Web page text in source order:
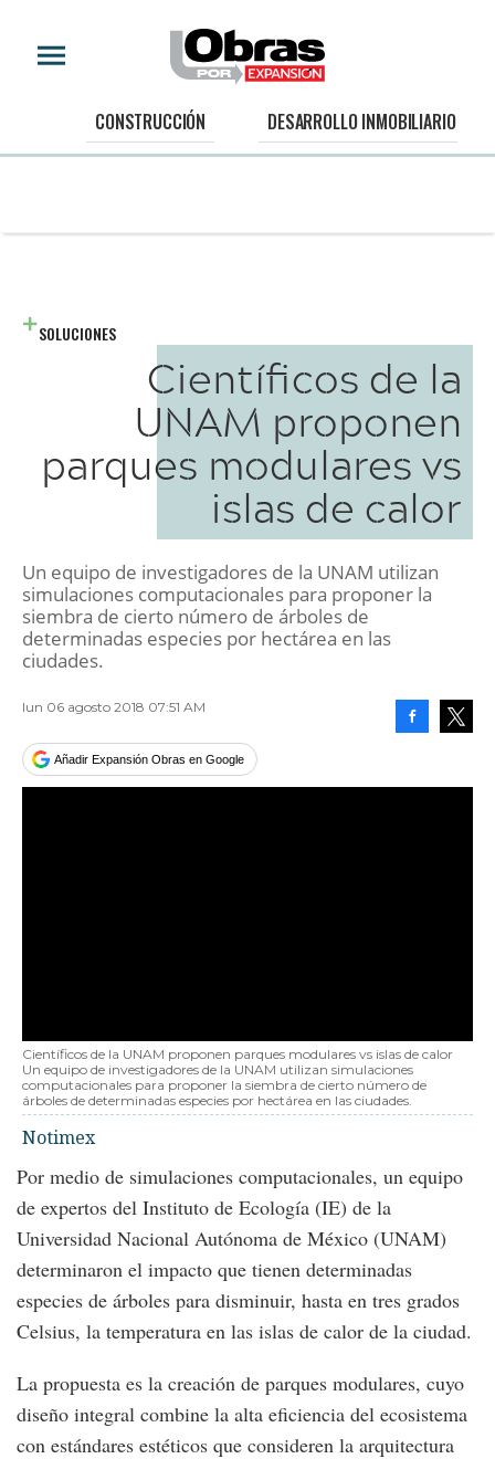
CONSTRUCCIÓN DESARROLLO INMOBILIARIO
SOLUCIONES
Científicos de la
UNAM proponen
parques modulares vs
islas de calor
Un equipo de investigadores de la UNAM utilizan
simulaciones computacionales para proponer la
siembra de cierto número de árboles de
determinadas especies por hectárea en las
ciudades.
lun 06 agosto 2018 07:51 AM
Añadir Expansión Obras en Google
Científicos de la UNAM proponen parques modulares vs islas de calor
Un equipo de investigadores de la UNAM utilizan simulaciones
computacionales para proponer la siembra de cierto número de
árboles de determinadas especies por hectárea en las ciudades.
Notimex
Por medio de simulaciones computacionales, un equipo
de expertos del Instituto de Ecología (IE) de la
Universidad Nacional Autónoma de México (UNAM)
determinaron el impacto que tienen determinadas
especies de árboles para disminuir, hasta en tres grados
Celsius, la temperatura en las islas de calor de la ciudad.
La propuesta es la creación de parques modulares, cuyo
diseño integral combine la alta eficiencia del ecosistema
con estándares estéticos que consideren la arquitectura